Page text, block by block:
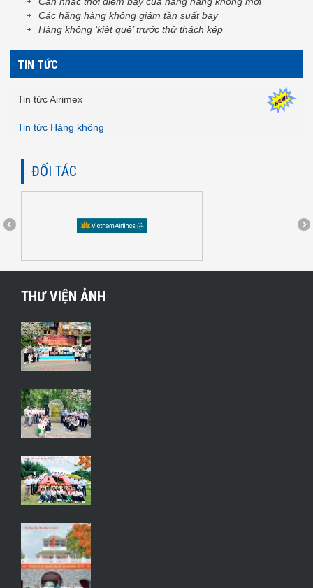
Các hãng hàng không giảm tần suất bay
Hàng không ‘kiệt quệ’ trước thử thách kép
TIN TỨC
Tin tức Airimex
Tin tức Hàng không
ĐỐI TÁC
THƯ VIỆN ẢNH